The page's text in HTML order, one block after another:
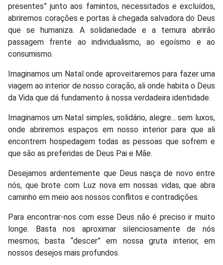
presentes” junto aos famintos, necessitados e excluídos,
abriremos corações e portas à chegada salvadora do Deus
que se humaniza. A solidariedade e a ternura abrirão
passagem frente ao individualismo, ao egoísmo e ao
consumismo.
Imaginamos um Natal onde aproveitaremos para fazer uma
viagem ao interior de nosso coração, ali onde habita o Deus
da Vida que dá fundamento à nossa verdadeira identidade.
Imaginamos um Natal simples, solidário, alegre... sem luxos,
onde abriremos espaços em nosso interior para que ali
encontrem hospedagem todas as pessoas que sofrem e
que são as preferidas de Deus Pai e Mãe.
Desejamos ardentemente que Deus nasça de novo entre
nós, que brote com Luz nova em nossas vidas, que abra
caminho em meio aos nossos conflitos e contradições.
Para encontrar-nos com esse Deus não é preciso ir muito
longe. Basta nos aproximar silenciosamente de nós
mesmos; basta “descer” em nossa gruta interior, em
nossos desejos mais profundos.